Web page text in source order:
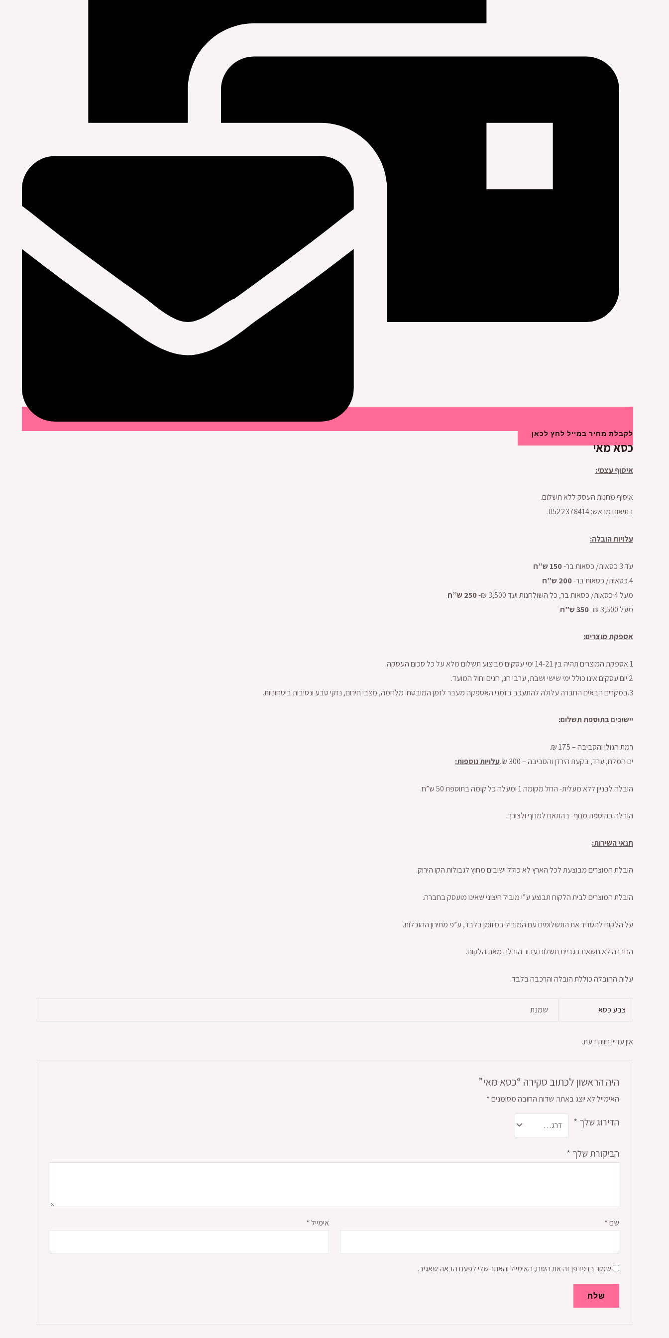
לקבלת מחיר במייל לחץ לכאן
כסא מאי
איסוף עצמי:
איסוף מחנות העסק ללא תשלום.
בתיאום מראש: 0522378414.
עלויות הובלה:
עד 3 כסאות/ כסאות בר-
150 ש”ח
4 כסאות/ כסאות בר-
200 ש”ח
מעל 4 כסאות/ כסאות בר, כל השולחנות ועד 3,500 ₪-
250 ש”ח
מעל 3,500 ₪-
אספקת מוצרים:
1.אספקת המוצרים תהיה בין 14-21 ימי עסקים מביצוע תשלום מלא על כל סכום העסקה.
2.יום עסקים אינו כולל ימי שישי ושבת, ערבי חג, חגים וחול המועד.
3.במקרים הבאים החברה עלולה להתעכב בזמני האספקה מעבר לזמן המובטח: מלחמה, מצבי חירום, נזקי טבע ונסיבות ביטחוניות.
יישובים בתוספת תשלום:
רמת הגולן והסביבה – 175 ₪.
ים המלח, ערד, בקעת הירדן והסביבה – 300 ₪.
עלויות נוספות:
הובלה לבניין ללא מעלית- החל מקומה 1 ומעלה כל קומה בתוספת 50 ש”ח.
הובלה בתוספת מנוף- בהתאם למנוף ולצורך.
תנאי השירות:
הובלת המוצרים מבוצעת לכל הארץ לא כולל ישובים מחוץ לגבולות הקו הירוק.
הובלת המוצרים לבית הלקוח תבוצע ע”י מוביל חיצוני שאינו מועסק בחברה.
על הלקוח להסדיר את התשלומים עם המוביל במזומן בלבד, ע”פ מחירון ההובלות.
החברה לא נושאת בגביית תשלום עבור הובלה מאת הלקוח.
עלות ההובלה כוללת הובלה והרכבה בלבד.
צבע כסא שמנת
אין עדיין חוות דעת.
היה הראשון לכתוב סקירה “כסא מאי”
האימייל לא יוצג באתר. שדות החובה מסומנים*
הדירוג שלך *
הביקורת שלך *
שם* אימייל*
שמור בדפדפן זה את השם, האימייל והאתר שלי לפעם הבאה שאגיב.